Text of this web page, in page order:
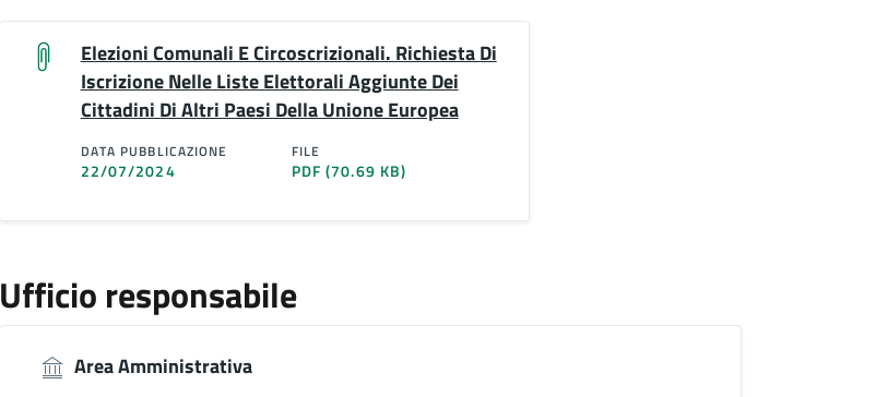
Elezioni Comunali E Circoscrizionali. Richiesta Di
Iscrizione Nelle Liste Elettorali Aggiunte Dei
Cittadini Di Altri Paesi Della Unione Europea
DATA PUBBLICAZIONE
22/07/2024
FILE
PDF(70.69 KB)
Ufficio responsabile
Area Amministrativa